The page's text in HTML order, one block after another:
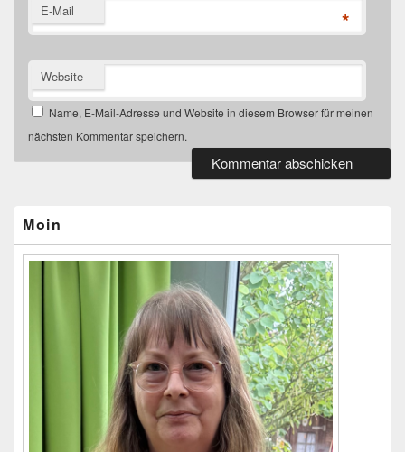
E-Mail *
Website
Name, E-Mail-Adresse und Website in diesem Browser für meinen
nächsten Kommentar speichern.
Widgetbereich
Moin